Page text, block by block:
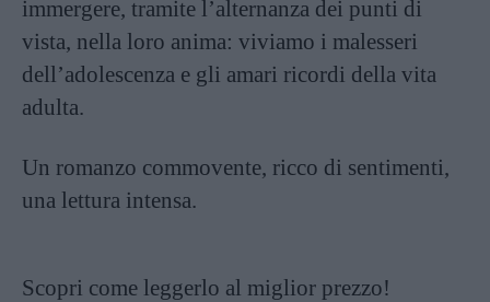
immergere, tramite l’alternanza dei punti di
vista, nella loro anima: viviamo i malesseri
dell’adolescenza e gli amari ricordi della vita
adulta.
Un romanzo commovente, ricco di sentimenti,
una lettura intensa.
Scopri come leggerlo al miglior prezzo!